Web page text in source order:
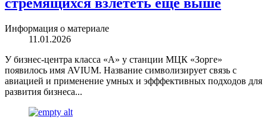
Информация о материале
11.01.2026
У бизнес-центра класса «А» у станции МЦК «Зорге»
появилось имя AVIUM. Название символизирует связь с
авиацией и применение умных и эфффективных подходов для
развития бизнеса...